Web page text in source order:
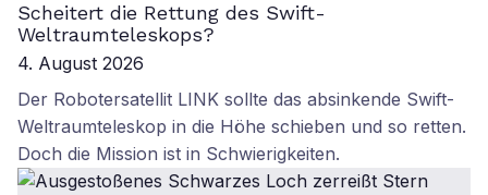
Scheitert die Rettung des Swift-
Weltraumteleskops?
4. August 2026
Der Robotersatellit LINK sollte das absinkende Swift-
Weltraumteleskop in die Höhe schieben und so retten.
Doch die Mission ist in Schwierigkeiten.